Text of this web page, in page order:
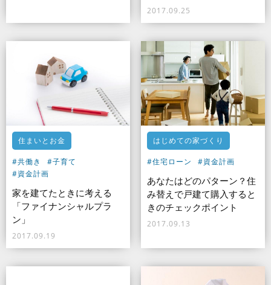
2017.09.25
住まいとお金
#共働き
#子育て
#資金計画
家を建てたときに考える
「ファイナンシャルプラ
ン」
2017.09.19
はじめての家づくり
#住宅ローン #資金計画
あなたはどのパターン？住
み替えで戸建て購入すると
きのチェックポイント
2017.09.13